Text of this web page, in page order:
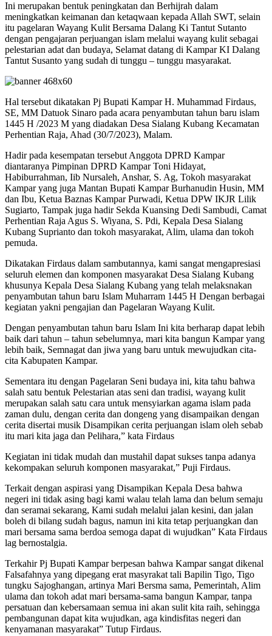
Ini merupakan bentuk peningkatan dan Berhijrah dalam
meningkatkan keimanan dan ketaqwaan kepada Allah SWT, selain
itu pagelaran Wayang Kulit Bersama Dalang Ki Tantut Sutanto
dengan pengajaran perjuangan islam melalui wayang kulit sebagai
pelestarian adat dan budaya, Selamat datang di Kampar KI Dalang
Tantut Susanto yang sudah di tunggu – tunggu masyarakat.
Hal tersebut dikatakan Pj Bupati Kampar H. Muhammad Firdaus,
SE, MM Datuok Sinaro pada acara penyambutan tahun baru islam
1445 H /2023 M yang diadakan Desa Sialang Kubang Kecamatan
Perhentian Raja, Ahad (30/7/2023), Malam.
Hadir pada kesempatan tersebut Anggota DPRD Kampar
diantaranya Pimpinan DPRD Kampar Toni Hidayat,
Habiburrahman, Iib Nursaleh, Anshar, S. Ag, Tokoh masyarakat
Kampar yang juga Mantan Bupati Kampar Burhanudin Husin, MM
dan Ibu, Ketua Baznas Kampar Purwadi, Ketua DPW IKJR Lilik
Sugiarto, Tampak juga hadir Sekda Kuansing Dedi Sambudi, Camat
Perhentian Raja Agus S. Wiyana, S. Pdi, Kepala Desa Sialang
Kubang Suprianto dan tokoh masyarakat, Alim, ulama dan tokoh
pemuda.
Dikatakan Firdaus dalam sambutannya, kami sangat mengapresiasi
seluruh elemen dan komponen masyarakat Desa Sialang Kubang
khusunya Kepala Desa Sialang Kubang yang telah melaksnakan
penyambutan tahun baru Islam Muharram 1445 H Dengan berbagai
kegiatan yakni pengajian dan Pagelaran Wayang Kulit.
Dengan penyambutan tahun baru Islam Ini kita berharap dapat lebih
baik dari tahun – tahun sebelumnya, mari kita bangun Kampar yang
lebih baik, Semnagat dan jiwa yang baru untuk mewujudkan cita-
cita Kabupaten Kampar.
Sementara itu dengan Pagelaran Seni budaya ini, kita tahu bahwa
salah satu bentuk Pelestarian atas seni dan tradisi, wayang kulit
merupakan salah satu cara untuk mensyiarkan agama islam pada
zaman dulu, dengan cerita dan dongeng yang disampaikan dengan
cerita disertai musik Disampikan cerita perjuangan islam oleh sebab
itu mari kita jaga dan Pelihara,” kata Firdaus
Kegiatan ini tidak mudah dan mustahil dapat sukses tanpa adanya
kekompakan seluruh komponen masyarakat,” Puji Firdaus.
Terkait dengan aspirasi yang Disampikan Kepala Desa bahwa
negeri ini tidak asing bagi kami walau telah lama dan belum semaju
dan seramai sekarang, Kami sudah melalui jalan kesini, dan jalan
boleh di bilang sudah bagus, namun ini kita tetap perjuangkan dan
mari bersama sama berdoa semoga dapat di wujudkan” Kata Firdaus
lag bernostalgia.
Terkahir Pj Bupati Kampar berpesan bahwa Kampar sangat dikenal
Falsafahnya yang dipegang erat masyrakat tali Bapilin Tigo, Tigo
tungku Sajoghangan, artinya Mari Bersma sama, Pemerintah, Alim
ulama dan tokoh adat mari bersama-sama bangun Kampar, tanpa
persatuan dan kebersamaan semua ini akan sulit kita raih, sehingga
pembangunan dapat kita wujudkan, aga kindisfitas negeri dan
kenyamanan masyarakat” Tutup Firdaus.